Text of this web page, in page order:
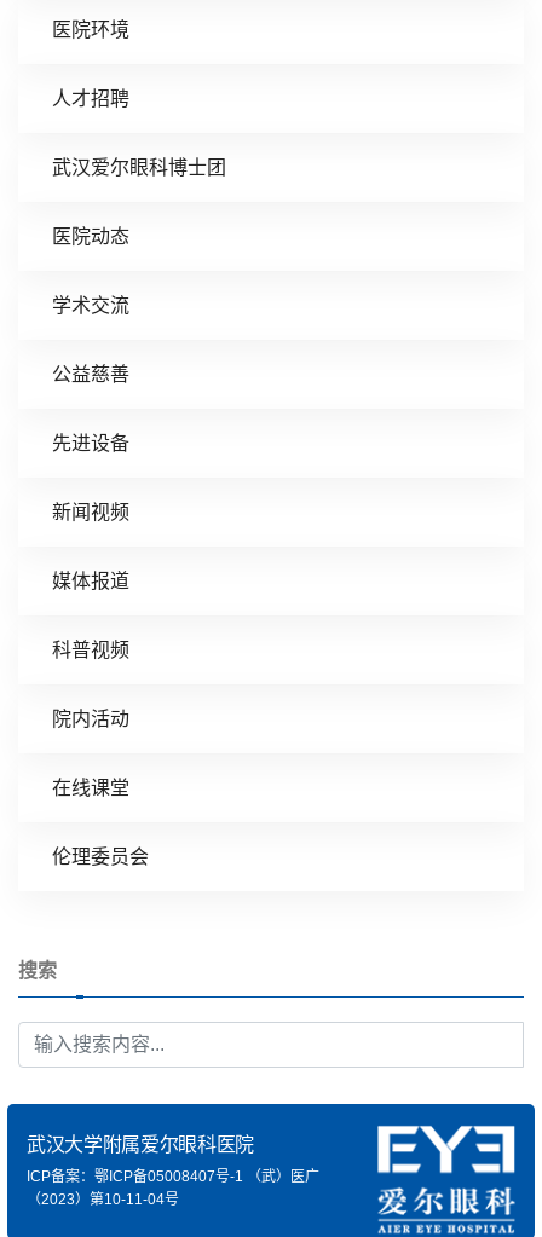
医院环境
人才招聘
武汉爱尔眼科博士团
医院动态
学术交流
公益慈善
先进设备
新闻视频
媒体报道
科普视频
院内活动
在线课堂
伦理委员会
搜索
武汉大学附属爱尔眼科医院
ICP备案：鄂ICP备05008407号-1 （武）医广
（2023）第10-11-04号